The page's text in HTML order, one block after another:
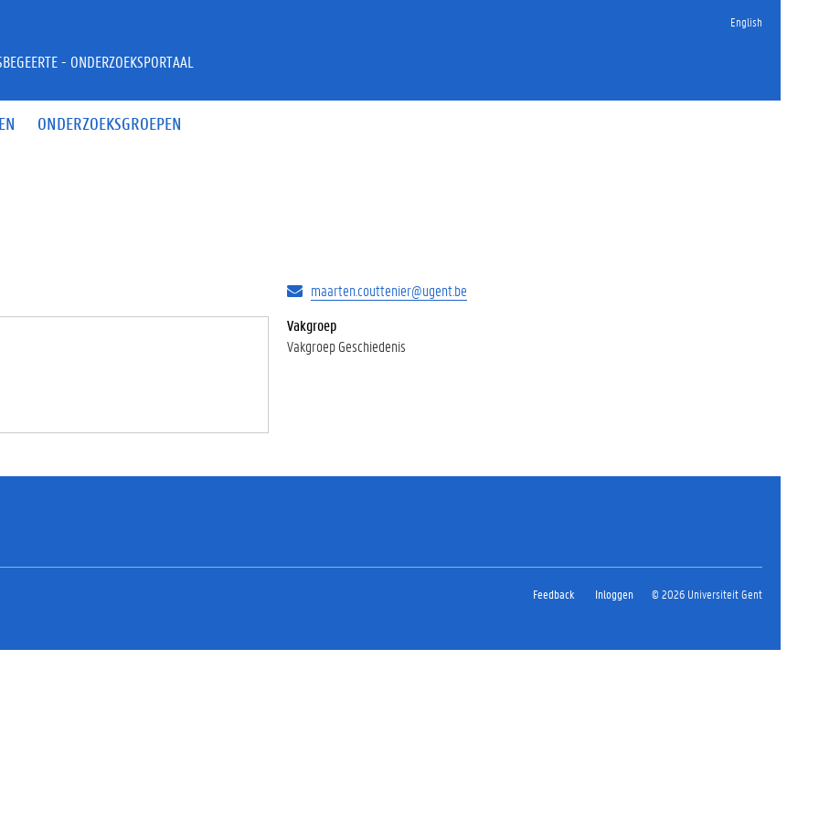
English
ONDERZOEKSGROEPEN
- ONDERZOEKSPORTAAL
maarten.couttenier@ugent.be
Vakgroep
Vakgroep Geschiedenis
Feedback Inloggen © 2026 Universiteit Gent